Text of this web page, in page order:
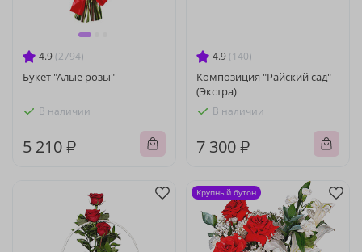
4.9 (2794)
Букет "Алые розы"
В наличии
5 210 ₽
4.9 (140)
Композиция "Райский сад"
(Экстра)
В наличии
7 300 ₽
Крупный бутон